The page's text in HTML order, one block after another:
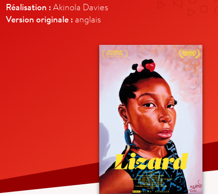
Réalisation : Akinola Davies
Version originale : anglais